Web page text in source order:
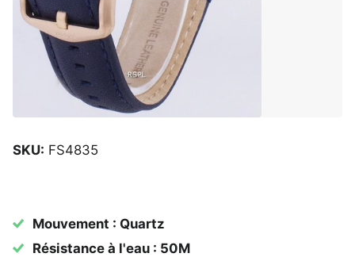
SKU: FS4835
Mouvement : Quartz
Résistance à l'eau : 50M